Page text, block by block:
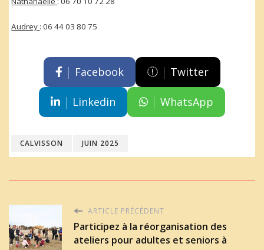
Audrey : 06 44 03 80 75
Facebook Twitter
Linkedin WhatsApp
CALVISSON JUIN 2025
ARTICLE PRÉCÉDENT
Participez à la réorganisation des
ateliers pour adultes et seniors à